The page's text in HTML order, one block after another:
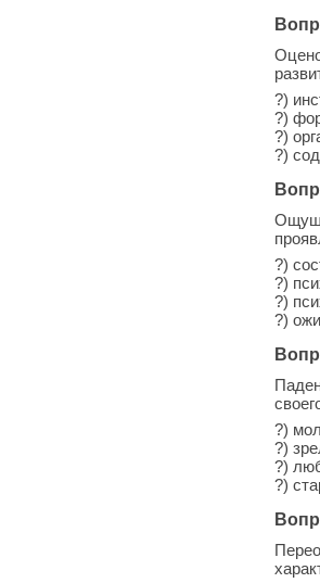
?)
?)
?)
?)
?)
?)
?)
?)
?)
?)
?)
?)